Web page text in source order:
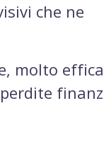
che ne
molto